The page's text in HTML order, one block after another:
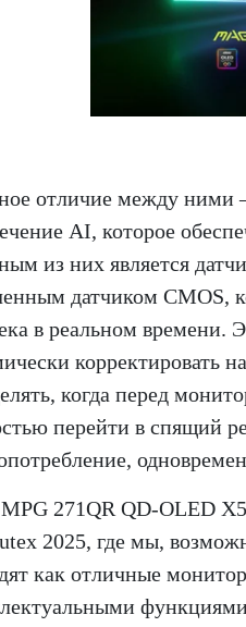
отличие между ними
AI, которое
из них является
датчиком CMOS,
в реальном времени.
корректировать
когда перед
перейти в спящий
271QR QD-OLED
2025, где мы,
как отличные